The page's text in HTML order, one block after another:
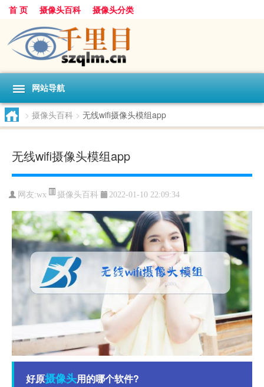
首 页 摄像头百科 摄像头分类
网站导航
> 摄像头百科 > 无线wifi摄像头模组app
无线wifi摄像头模组app
网友:wx 摄像头百科 2022-01-10 22:09:34
好原摄像头用的哪个软件?